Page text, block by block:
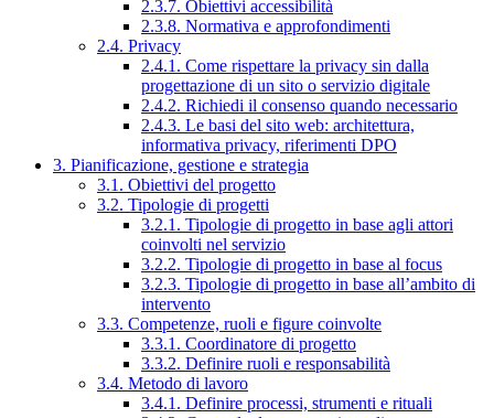
2.3.7. Obiettivi accessibilità
2.3.8. Normativa e approfondimenti
2.4. Privacy
2.4.1. Come rispettare la privacy sin dalla
progettazione di un sito o servizio digitale
2.4.2. Richiedi il consenso quando necessario
2.4.3. Le basi del sito web: architettura,
informativa privacy, riferimenti DPO
3. Pianificazione, gestione e strategia
3.1. Obiettivi del progetto
3.2. Tipologie di progetti
3.2.1. Tipologie di progetto in base agli attori
coinvolti nel servizio
3.2.2. Tipologie di progetto in base al focus
3.2.3. Tipologie di progetto in base all’ambito di
intervento
3.3. Competenze, ruoli e figure coinvolte
3.3.1. Coordinatore di progetto
3.3.2. Definire ruoli e responsabilità
3.4. Metodo di lavoro
3.4.1. Definire processi, strumenti e rituali